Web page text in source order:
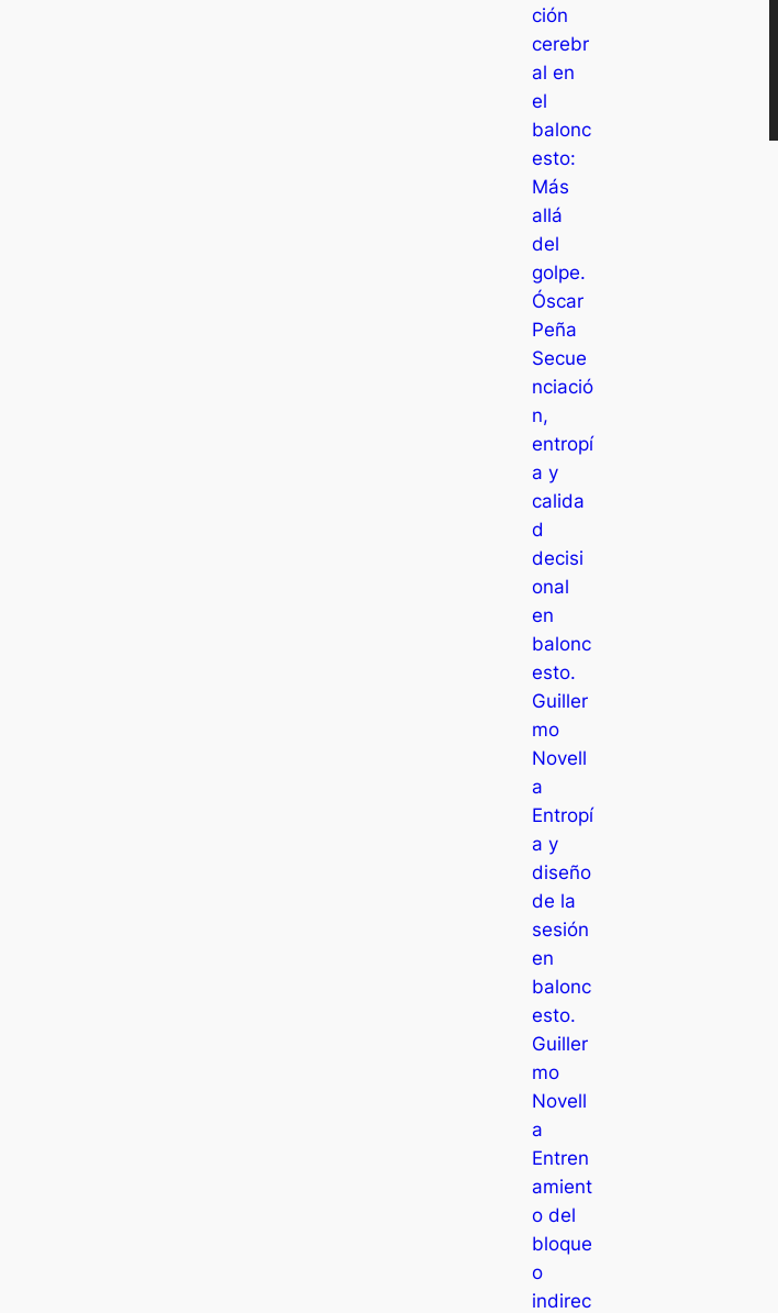
ción
cerebr
al en
el
balonc
esto:
Más
allá
del
golpe.
Óscar
Peña
Secue
nciació
n,
entropí
a y
calida
d
decisi
onal
en
balonc
esto.
Guiller
mo
Novell
a
Entropí
a y
diseño
de la
sesión
en
balonc
esto.
Guiller
mo
Novell
a
Entren
amient
o del
bloque
o
indirec